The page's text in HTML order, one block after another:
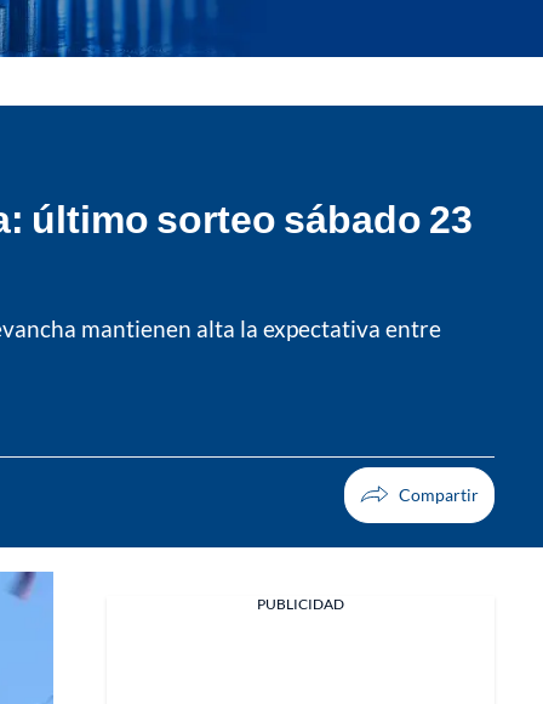
último sorteo sábado 23
mantienen alta la expectativa entre
PUBLICIDAD